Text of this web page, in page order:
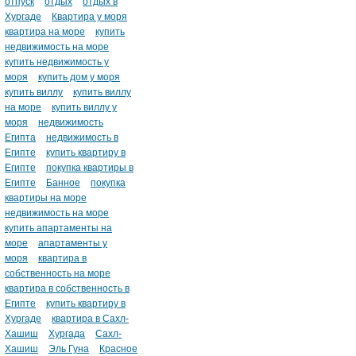
Хургаде
Квартира у моря
квартира на море
купить
недвижимость на море
купить недвижимость у
моря
купить дом у моря
купить виллу
купить виллу
на море
купить виллу у
моря
недвижимость
Египта
недвижимость в
Египте
купить квартиру в
Египте
покупка квартиры в
Египте
Банное
покупка
квартиры на море
недвижимость на море
купить апартаменты на
море
апартаменты у
моря
квартира в
собственность на море
квартира в собственность в
Египте
купить квартиру в
Хургаде
квартира в Сахл-
Хашиш
Хургада
Сахл-
Хашиш
Эль Гуна Красное